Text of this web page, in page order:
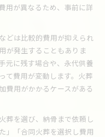
用が異なるため、事前に詳
どは比較的費用が抑えられ
が発生することもありま
元に残す場合や、永代供養
て費用が変動します。火葬
費用がかかるケースがある
葬を選び、納骨まで依頼し
」「合同火葬を選択し費用